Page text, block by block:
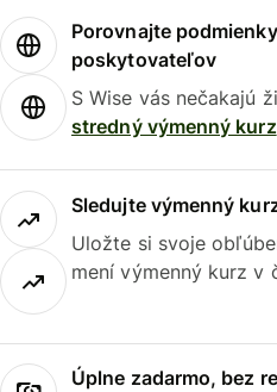
Porovnajte
poskytovateľov
S Wise vás nečakajú
stredný výmenný kurz
Sledujte výmenný
Uložte si svoje
mení výmenný kurz v
Úplne zadarmo, bez